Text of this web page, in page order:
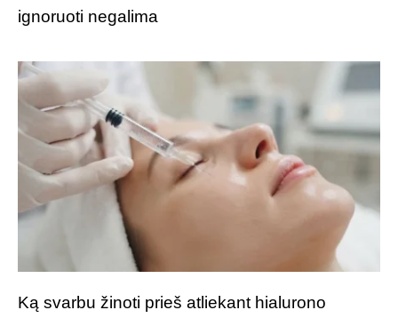
ignoruoti negalima
Ką svarbu žinoti prieš atliekant hialurono